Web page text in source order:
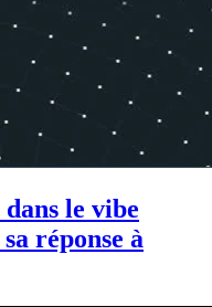
le vibe
réponse à